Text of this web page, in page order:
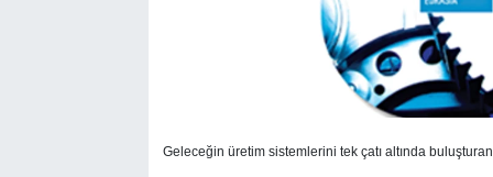
Geleceğin üretim sistemlerini tek çatı altında